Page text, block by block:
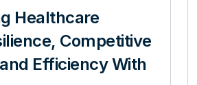
Healthcare
Competitive
Efficiency With